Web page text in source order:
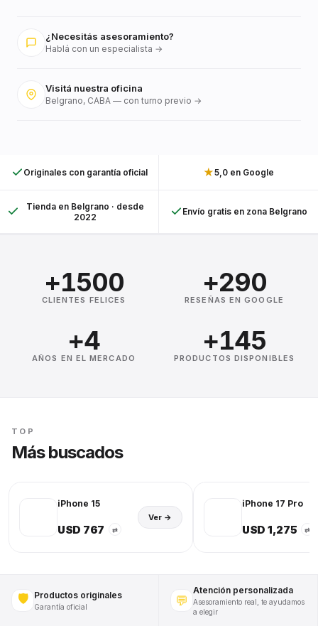
¿Necesitás asesoramiento?
Hablá con un especialista →
Visitá nuestra oficina
Belgrano, CABA — con turno previo →
Originales con garantía oficial ★5,0 en Google
Tienda en Belgrano · desde
2022
Envío gratis en zona Belgrano
+1500
CLIENTES FELICES
+290
RESEÑAS EN GOOGLE
+4
AÑOS EN EL MERCADO
+145
PRODUCTOS DISPONIBLES
TOP
Más buscados
iPhone 15
USD 767 ⇄
Ver →
iPhone 17 Pro
USD 1,275 ⇄
🛡️ Productos originales
Garantía oficial 💬
Atención personalizada
Asesoramiento real, te ayudamos
a elegir